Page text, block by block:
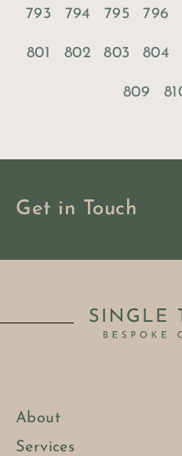
793 794 795 796
801 802 803 804
809
Get in Touch
About
Services